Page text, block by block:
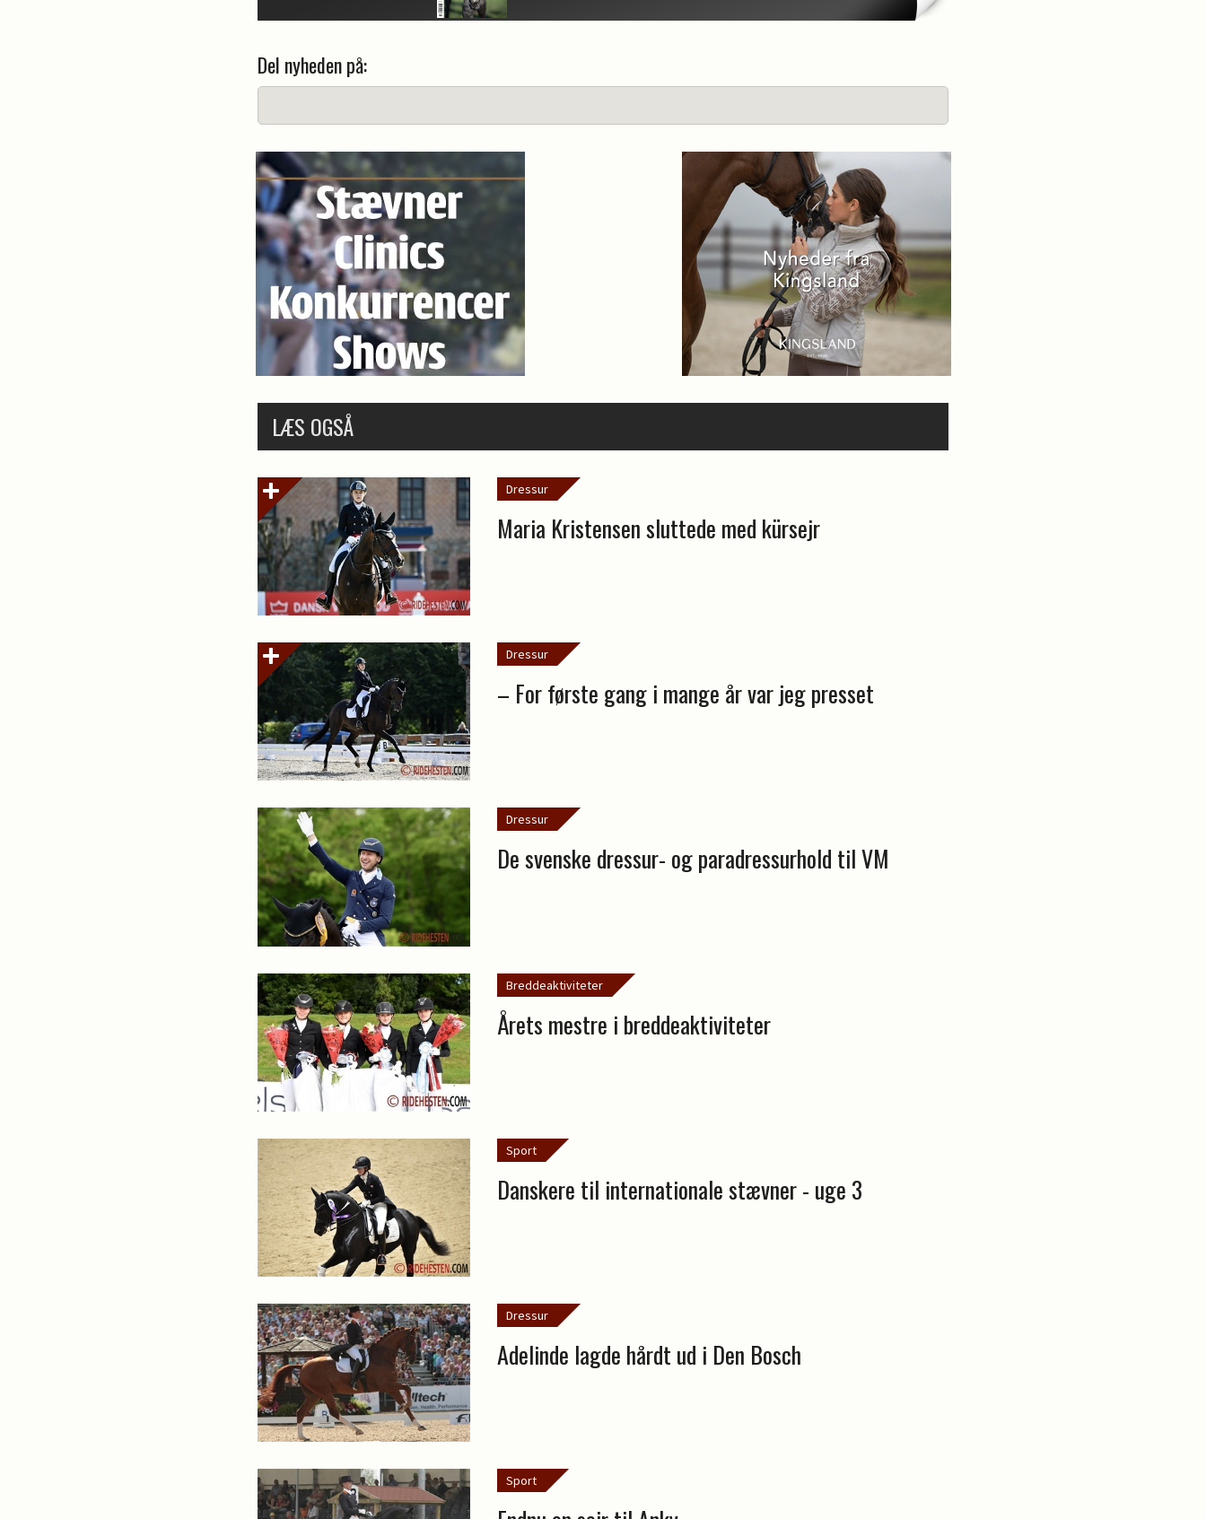
Del nyheden på:
LÆS OGSÅ
Dressur
Maria Kristensen sluttede med kürsejr
Dressur
– For første gang i mange år var jeg presset
Dressur
De svenske dressur- og paradressurhold til VM
Breddeaktiviteter
Årets mestre i breddeaktiviteter
Sport
Danskere til internationale stævner - uge 3
Dressur
Adelinde lagde hårdt ud i Den Bosch
Sport